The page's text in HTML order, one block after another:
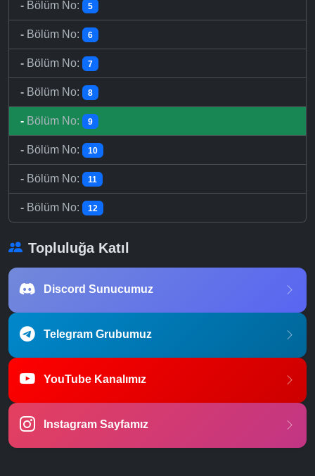
- Bölüm No: 5
- Bölüm No: 6
- Bölüm No: 7
- Bölüm No: 8
- Bölüm No: 9
- Bölüm No: 10
- Bölüm No: 11
- Bölüm No: 12
Topluluğa Katıl
Discord Sunucumuz
Telegram Grubumuz
YouTube Kanalımız
Instagram Sayfamız